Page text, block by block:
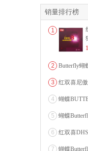
销量排行榜
1
2
Butterfly蝴
3
红双喜尼
4
蝴蝶
5
蝴蝶
6
红双喜
7
蝴蝶